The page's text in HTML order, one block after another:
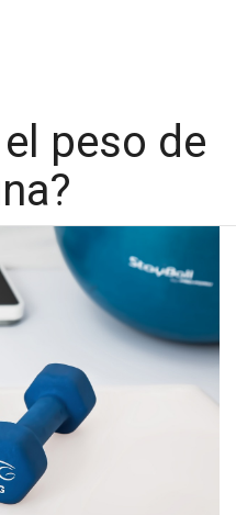
peso de